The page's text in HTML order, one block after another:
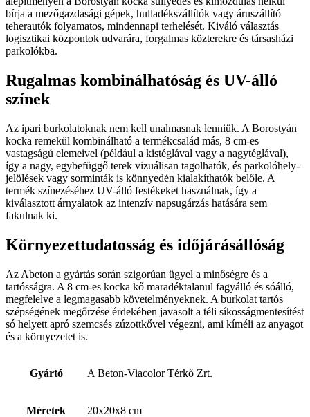
bírja a mezőgazdasági gépek, hulladékszállítók vagy áruszállító
teherautók folyamatos, mindennapi terhelését. Kiváló választás
logisztikai központok udvarára, forgalmas közterekre és társasházi
parkolókba.
Rugalmas kombinálhatóság és UV-álló
színek
Az ipari burkolatoknak nem kell unalmasnak lenniük. A Borostyán
kocka remekül kombinálható a termékcsalád más, 8 cm-es
vastagságú elemeivel (például a kistéglával vagy a nagytéglával),
így a nagy, egybefüggő terek vizuálisan tagolhatók, és parkolóhely-
jelölések vagy sorminták is könnyedén kialakíthatók belőle. A
termék színezéséhez UV-álló festékeket használnak, így a
kiválasztott árnyalatok az intenzív napsugárzás hatására sem
fakulnak ki.
Környezettudatosság és időjárásállóság
Az Abeton a gyártás során szigorúan ügyel a minőségre és a
tartósságra. A 8 cm-es kocka kő maradéktalanul fagyálló és sóálló,
megfelelve a legmagasabb követelményeknek. A burkolat tartós
szépségének megőrzése érdekében javasolt a téli síkosságmentesítést
só helyett apró szemcsés zúzottkővel végezni, ami kíméli az anyagot
és a környezetet is.
Gyártó A Beton-Viacolor Térkő Zrt.
Méretek 20x20x8 cm